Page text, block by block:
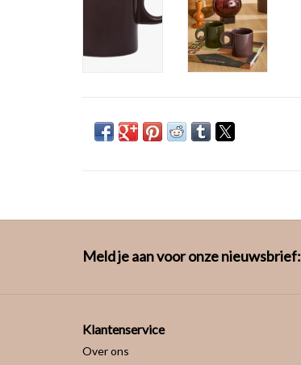
Meld je aan voor onze nieuwsbrief:
Klantenservice
Over ons